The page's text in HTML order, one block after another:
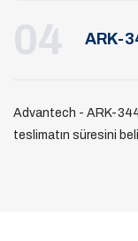
04 ARK-
Advantech - ARK-
teslimatın süresini